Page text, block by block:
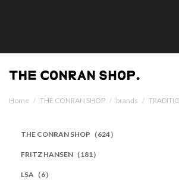
Home / THE CONRAN SHOP / brands /
THE CONRAN SHOP（624）
FRITZ HANSEN（181）
LSA（6）